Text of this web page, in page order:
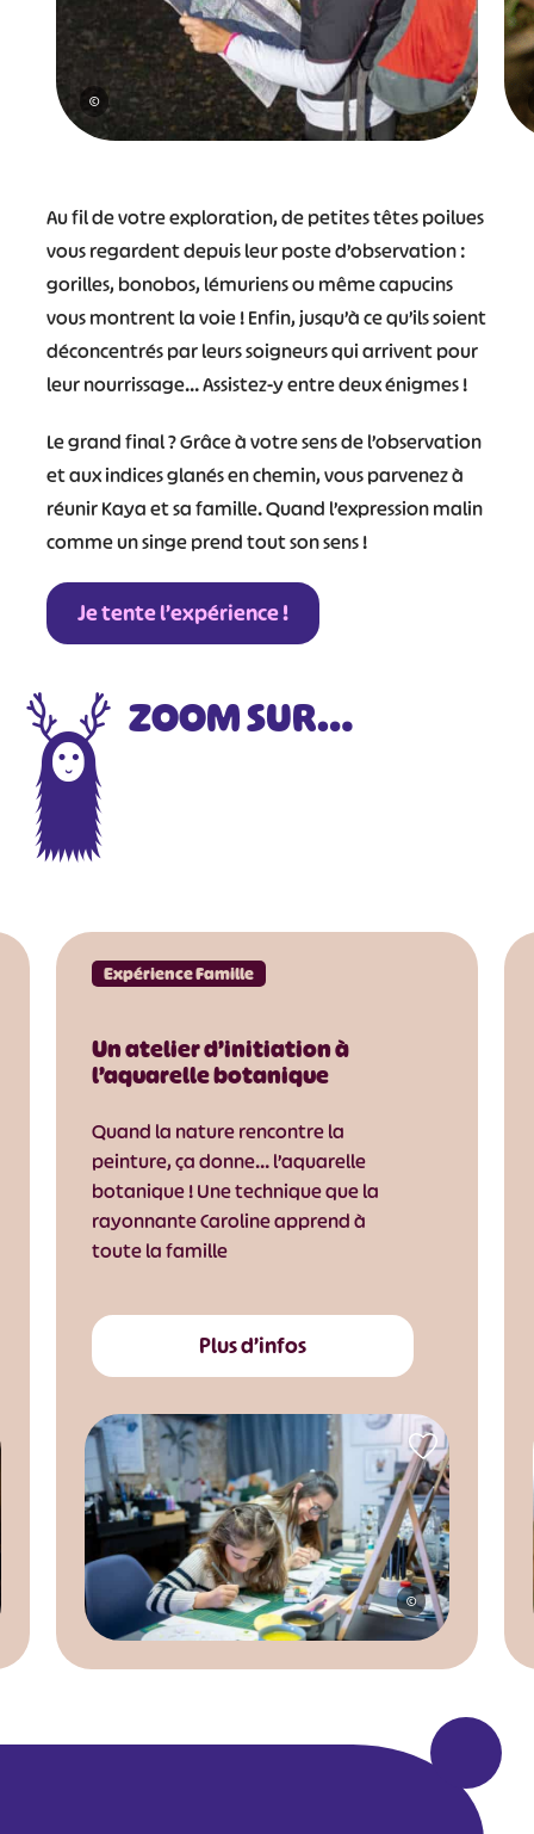
©
Au fil de votre exploration, de petites têtes poilues
vous regardent depuis leur poste d’observation :
gorilles, bonobos, lémuriens ou même capucins
vous montrent la voie ! Enfin, jusqu’à ce qu’ils soient
déconcentrés par leurs soigneurs qui arrivent pour
leur nourrissage… Assistez-y entre deux énigmes !
Le grand final ? Grâce à votre sens de l’observation
et aux indices glanés en chemin, vous parvenez à
réunir Kaya et sa famille. Quand l’expression malin
comme un singe prend tout son sens !
Je tente l’expérience !
ZOOM SUR…
Expérience Famille
Un atelier d’initiation à
l’aquarelle botanique
Quand la nature rencontre la
peinture, ça donne… l’aquarelle
botanique ! Une technique que la
rayonnante Caroline apprend à
toute la famille
Plus d’infos
©
# # #
#
#
#
#